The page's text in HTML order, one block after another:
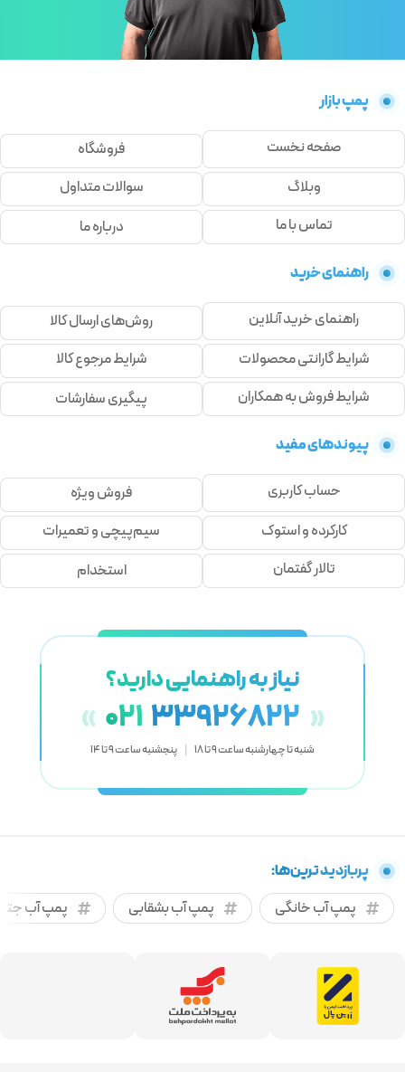
پمپ بازار
صفحه نخست
فروشگاه
وبلاگ
سوالات متداول
تماس با ما
درباره ما
راهنمای خرید
راهنمای خرید آنلاین
روش‌های ارسال کالا
شرایط گارانتی محصولات
شرایط مرجوع کالا
شرایط فروش به همکاران
پیگیری سفارشات
پیوندهای مفید
حساب کاربری
فروش ویژه
کارکرده و استوک
سیم‌پیچی و تعمیرات
تالار گفتمان
استخدام
نیاز به راهنمایی دارید؟
« 021 33926822 »
شنبه تا چهارشنبه ساعت 9 تا 18 | پنجشنبه ساعت 9 تا 14
پربازدید ترین‌ها:
پمپ آب خانگی
پمپ آب بشقابی پمپ آب